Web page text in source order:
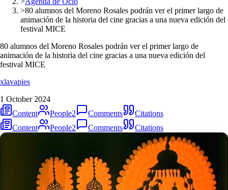
>80 alumnos del Moreno Rosales podrán ver el primer largo de
animación de la historia del cine gracias a una nueva edición del
festival MICE
80 alumnos del Moreno Rosales podrán ver el primer largo de
animación de la historia del cine gracias a una nueva edición del
festival MICE
xlavapies
1 October 2024
Content
People2 Comments
Citations
Content
People2 Comments Citations